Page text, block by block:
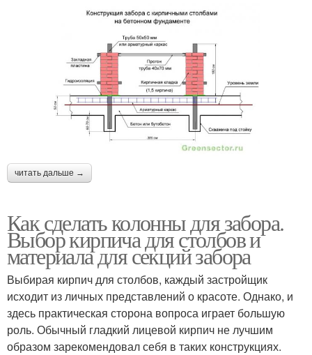
читать дальше →
Как сделать колонны для забора.
Выбор кирпича для столбов и
материала для секций забора
Выбирая кирпич для столбов, каждый застройщик
исходит из личных представлений о красоте. Однако, и
здесь практическая сторона вопроса играет большую
роль. Обычный гладкий лицевой кирпич не лучшим
образом зарекомендовал себя в таких конструкциях.